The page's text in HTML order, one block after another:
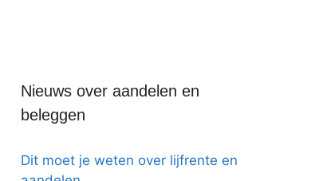
Nieuws over aandelen en
beleggen
Dit moet je weten over lijfrente en